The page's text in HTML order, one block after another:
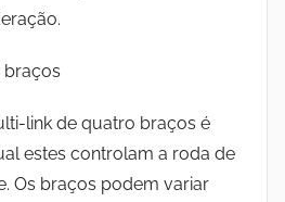
braços
link de quatro braços é
estes controlam a roda de
Os braços podem variar